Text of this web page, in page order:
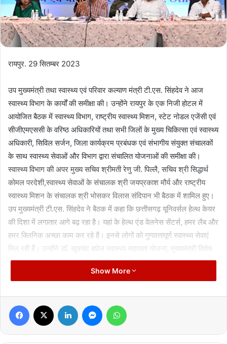
रायपुर. 29 सितम्बर 2023
उप मुख्यमंत्री तथा स्वास्थ्य एवं परिवार कल्याण मंत्री टी.एस. सिंहदेव ने आज
स्वास्थ्य विभाग के कार्यों की समीक्षा की। उन्होंने रायपुर के एक निजी होटल में
आयोजित बैठक में स्वास्थ्य विभाग, राष्ट्रीय स्वास्थ्य मिशन, स्टेट नोडल एजेंसी एवं
सीजीएमएससी के वरिष्ठ अधिकारियों तथा सभी जिलों के मुख्य चिकित्सा एवं स्वास्थ्य
अधिकारी, सिविल सर्जन, जिला कार्यक्रम प्रबंधक एवं संभागीय संयुक्त संचालकों
के साथ स्वास्थ्य सेवाओं और विभाग द्वारा संचालित योजनाओं की समीक्षा की।
स्वास्थ्य विभाग की अपर मुख्य सचिव श्रीमती रेणु जी. पिल्लै, सचिव श्री सिद्धार्थ
कोमल परदेशी,स्वास्थ्य सेवाओं के संचालक श्री जयप्रकाश मौर्य और राष्ट्रीय
स्वास्थ्य मिशन के संचालक श्री भोसकर विलास संदिपान भी बैठक में शामिल हुए।
उप मुख्यमंत्री टी.एस. सिंहदेव ने बैठक में कहा कि छत्तीसगढ़ यूनिवर्सल हेल्थ केयर
की दिशा में लगातार आगे बढ़ रहा है। यहां के हेल्थ एंड वेलनेस सेंटर्स, हमर लैब और
हमर क्लिनिक अच्छा काम कर रहे हैं। इनसे लोगों को गुणवत्तापूर्ण स्वास्थ्य सेवाएं
मिल रही हैं। उन्होंने डॉ. खूबचंद बघेल स्वास्थ्य सहायता योजना, मुख्यमंत्री विशेष
स्वास्थ्य सहायता योजना, मुख्यमंत्री हाट बाजार क्लिनिक योजना जैसी योजनाओं
का उल्लेख करते हुए कहा कि इन योजनाओं से लोगों को निःशुल्क चिकित्सा परामर्श,
बढ़ाया जा रहा है। आयुष्मान योजना में राज्य शासन का हिस्सा 80 प्रतिशत के
करीब पहुंच रहा है। चालू वित्तीय वर्ष के शुरूआती छह महीनों (अप्रैल से सितम्बर) में
ही प्रदेशवासियों को 900 करोड़ रुपए का निःशुल्क इलाज उपलब्ध कराया जा चुका
Show More
Facebook LinkedIn Messenger